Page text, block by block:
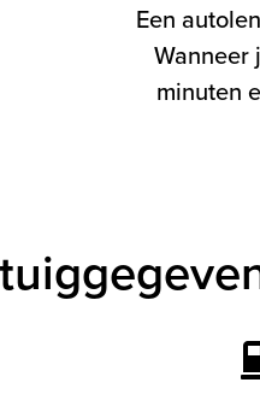
Een
Wanneer
minuten